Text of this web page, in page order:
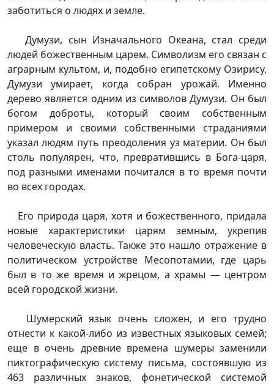
заботиться о людях и земле.
Думузи, сын Изначального Океана, стал среди
людей божественным царем. Символизм его связан с
аграрным культом, и, подобно египетскому Озирису,
Думузи умирает, когда собран урожай. Именно
дерево является одним из символов Думузи. Он был
богом доброты, который своим собственным
примером и своими собственными страданиями
указал людям путь преодоления уз материи. Он был
столь популярен, что, превратившись в Бога-царя,
под разными именами почитался в то время почти
во всех городах.
Его природа царя, хотя и божественного, придала
новые характеристики царям земным, укрепив
человеческую власть. Также это нашло отражение в
политическом устройстве Месопотамии, где царь
был в то же время и жрецом, а храмы — центром
всей городской жизни.
Шумерский язык очень сложен, и его трудно
отнести к какой-либо из известных языковых семей;
еще в очень древние времена шумеры заменили
пиктографическую систему письма, состоявшую из
463 различных знаков, фонетической системой